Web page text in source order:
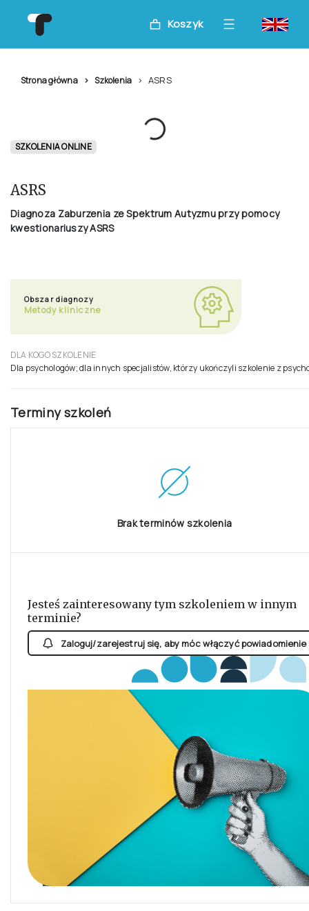
Koszyk
Strona główna Szkolenia ASRS
ASRS
kwestionariuszy ASRS
Metody kliniczne
Dla psychologów; dla innych specjalistów, którzy ukończyli szkolenie z
Jesteś zainteresowany tym szkoleniem w innym
terminie?
Zaloguj/zarejestruj się, aby móc włączyć powiadomienie